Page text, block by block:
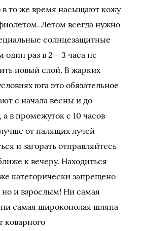
в то же время насыщают кожу
Летом всегда нужно
солнцезащитные
один раз в 2 – 3 часа не
новый слой. В жарких
юга это обязательное
с начала весны и до
в промежуток с 10 часов
от палящих лучей
и загорать отправляйтесь
к вечеру. Находиться
категорически запрещено
но и взрослым! Ни самая
самая широкополая шляпа
коварного